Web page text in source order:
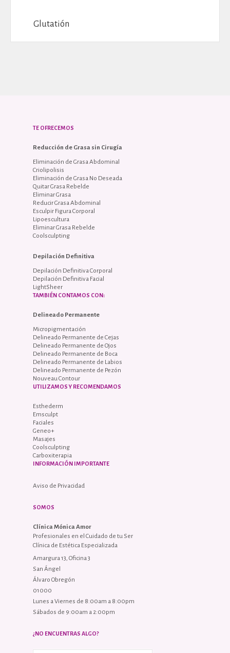
Glutatión
TE OFRECEMOS
Reducción de Grasa sin Cirugía
Eliminación de Grasa Abdominal
Criolipolisis
Eliminación de Grasa No Deseada
Quitar Grasa Rebelde
Eliminar Grasa
Reducir Grasa Abdominal
Esculpir Figura Corporal
Lipoescultura
Eliminar Grasa Rebelde
Coolsculpting
Depilación Definitiva
Depilación Definitiva Corporal
Depilación Definitiva Facial
LightSheer
TAMBIÉN CONTAMOS CON:
Delineado Permanente
Micropigmentación
Delineado Permanente de Cejas
Delineado Permanente de Ojos
Delineado Permanente de Boca
Delineado Permanente de Labios
Delineado Permanente de Pezón
Nouveau Contour
UTILIZAMOS Y RECOMENDAMOS
Esthederm
Emsculpt
Faciales
Geneo+
Masajes
Coolsculpting
Carboxiterapia
INFORMACIÓN IMPORTANTE
Aviso de Privacidad
SOMOS
Clínica Mónica Amor
Profesionales en el Cuidado de tu Ser
Clínica de Estética Especializada
Amargura 13, Oficina 3
San Ángel
Álvaro Obregón
01000
Lunes a Viernes de 8:00am a 8:00pm
Sábados de 9:00am a 2:00pm
¿NO ENCUENTRAS ALGO?